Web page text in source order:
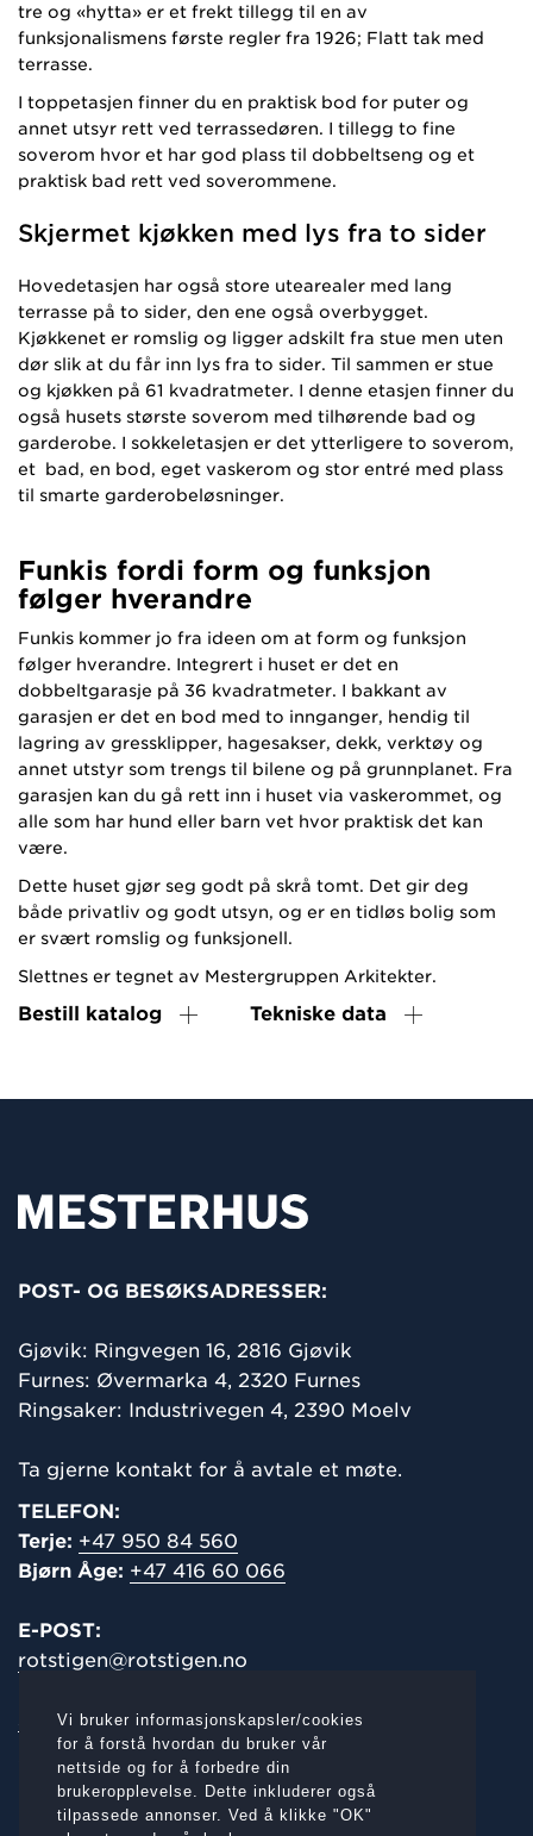
Vi bruker informasjonskapsler/cookies
for å forstå hvordan du bruker vår
nettside og for å forbedre din
brukeropplevelse. Dette inkluderer også
tilpassede annonser. Ved å klikke "OK"
tre og «hytta» er et frekt tillegg til en av
funksjonalismens første regler fra 1926; Flatt tak med
terrasse.
I toppetasjen finner du en praktisk bod for puter og
annet utsyr rett ved terrassedøren. I tillegg to fine
soverom hvor et har god plass til dobbeltseng og et
praktisk bad rett ved soverommene.
Skjermet kjøkken med lys fra to sider
Hovedetasjen har også store utearealer med lang
terrasse på to sider, den ene også overbygget.
Kjøkkenet er romslig og ligger adskilt fra stue men uten
dør slik at du får inn lys fra to sider. Til sammen er stue
og kjøkken på 61 kvadratmeter. I denne etasjen finner du
også husets største soverom med tilhørende bad og
garderobe. I sokkeletasjen er det ytterligere to soverom,
et bad, en bod, eget vaskerom og stor entré med plass
til smarte garderobeløsninger.
Funkis fordi form og funksjon
følger hverandre
Funkis kommer jo fra ideen om at form og funksjon
følger hverandre. Integrert i huset er det en
dobbeltgarasje på 36 kvadratmeter. I bakkant av
garasjen er det en bod med to innganger, hendig til
lagring av gressklipper, hagesakser, dekk, verktøy og
annet utstyr som trengs til bilene og på grunnplanet. Fra
garasjen kan du gå rett inn i huset via vaskerommet, og
alle som har hund eller barn vet hvor praktisk det kan
være.
Dette huset gjør seg godt på skrå tomt. Det gir deg
både privatliv og godt utsyn, og er en tidløs bolig som
er svært romslig og funksjonell.
Slettnes er tegnet av Mestergruppen Arkitekter.
Bestill katalog Tekniske data
POST- OG BESØKSADRESSER:
Gjøvik: Ringvegen 16, 2816 Gjøvik
Furnes: Øvermarka 4, 2320 Furnes
Ringsaker: Industrivegen 4, 2390 Moelv
Ta gjerne kontakt for å avtale et møte.
TELEFON:
Terje: +47 950 84 560
Bjørn Åge: +47 416 60 066
E-POST:
rotstigen@rotstigen.no
salg@rotstigen.no
Org.nr.:
960 873 319 Rotstigen AS